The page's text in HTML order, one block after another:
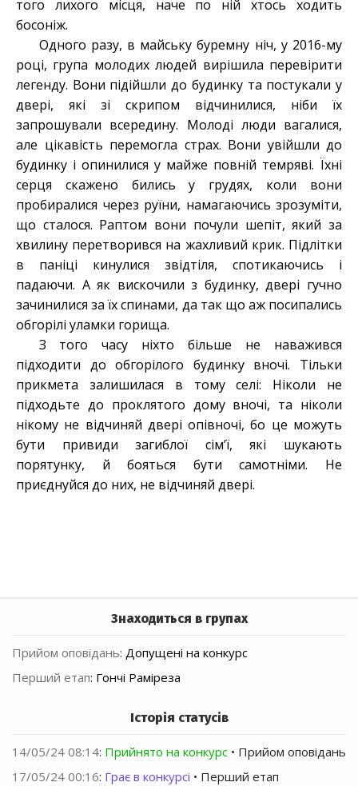
того лихого місця, наче по ній хтось ходить
босоніж.
Одного разу, в майську буремну ніч, у 2016-му
році, група молодих людей вирішила перевірити
легенду. Вони підійшли до будинку та постукали у
двері, які зі скрипом відчинилися, ніби їх
запрошували всередину. Молоді люди вагалися,
але цікавість перемогла страх. Вони увійшли до
будинку і опинилися у майже повній темряві. Їхні
серця скажено бились у грудях, коли вони
пробиралися через руїни, намагаючись зрозуміти,
що сталося. Раптом вони почули шепіт, який за
хвилину перетворився на жахливий крик. Підлітки
в паніці кинулися звідтіля, спотикаючись і
падаючи. А як вискочили з будинку, двері гучно
зачинилися за їх спинами, да так що аж посипались
обгорілі уламки горища.
З того часу ніхто більше не наважився
підходити до обгорілого будинку вночі. Тільки
прикмета залишилася в тому селі: Ніколи не
підходьте до проклятого дому вночі, та ніколи
нікому не відчиняй двері опівночі, бо це можуть
бути привиди загиблої сім’ї, які шукають
порятунку, й бояться бути самотніми. Не
приєднуйся до них, не відчиняй двері.
Знаходиться в групах
Прийом оповідань: Допущені на конкурс
Перший етап: Гончі Раміреза
Історія статусів
14/05/24 08:14: Прийнято на конкурс • Прийом оповідань
17/05/24 00:16: Грає в конкурсі • Перший етап